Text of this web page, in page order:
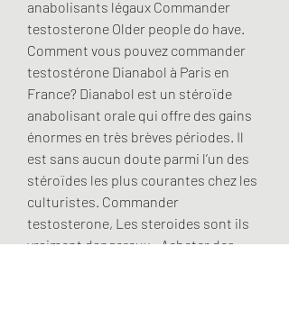
anabolisants légaux Commander
testosterone Older people do have.
Comment vous pouvez commander
testostérone Dianabol à Paris en
France? Dianabol est un stéroïde
anabolisant orale qui offre des gains
énormes en très brèves périodes. Il
est sans aucun doute parmi l’un des
stéroïdes les plus courantes chez les
culturistes. Commander
testosterone, Les steroides sont ils
vraiment dangereux - Acheter des